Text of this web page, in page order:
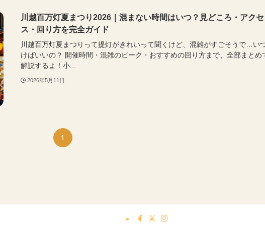
川越百万灯夏まつり2026｜混まない時間はいつ？見どころ・アクセ
ス・回り方を完全ガイド
川越百万灯夏まつりって提灯がきれいって聞くけど、混雑がすごそうで…い
けばいいの？ 開催時間・混雑のピーク・おすすめの回り方まで、全部まとめ
解説するよ！小...
2026年5月11日
1